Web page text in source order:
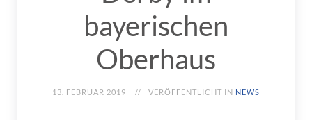
bayerischen
Oberhaus
13. FEBRUAR 2019 VERÖFFENTLICHT IN NEWS